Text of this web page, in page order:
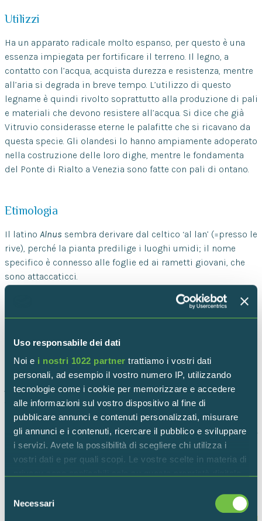
Uso responsabile dei dati
Noi e i nostri 1022 partner trattiamo i vostri dati
personali, ad esempio il vostro numero IP, utilizzando
tecnologie come i cookie per memorizzare e accedere
alle informazioni sul vostro dispositivo al fine di
pubblicare annunci e contenuti personalizzati, misurare
gli annunci e i contenuti, ricercare il pubblico e sviluppare
i servizi. Avete la possibilità di scegliere chi utilizza i
vostri dati e per quali scopi. Le vostre scelte in materia di
modificare o revocare il proprio consenso in qualsiasi
momento dalla Dichiarazione sui cookie o facendo clic
delNecessari
Utilizzi
Ha un apparato radicale molto espanso, per questo è una
essenza impiegata per fortificare il terreno. Il legno, a
contatto con l’acqua, acquista durezza e resistenza, mentre
all’aria si degrada in breve tempo. L’utilizzo di questo
legname è quindi rivolto soprattutto alla produzione di pali
e materiali che devono resistere all’acqua. Si dice che già
Vitruvio considerasse eterne le palafitte che si ricavano da
questa specie. Gli olandesi lo hanno ampiamente adoperato
nella costruzione delle loro dighe, mentre le fondamenta
del Ponte di Rialto a Venezia sono fatte con pali di ontano.
Etimologia
Il latino Alnus sembra derivare dal celtico ‘al lan’ (=presso le
rive), perché la pianta predilige i luoghi umidi; il nome
specifico è connesso alle foglie ed ai rametti giovani, che
sono attaccaticci.
Osservazioni
In Riserva è possibile trovarlo nei boschetti paludosi.
Torna indietro
ALTRI IN FLORA